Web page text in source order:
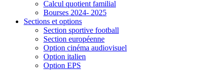
Calcul quotient familial
Bourses 2024- 2025
Sections et options
Section sportive football
Section européenne
Option cinéma audiovisuel
Option italien
Option EPS